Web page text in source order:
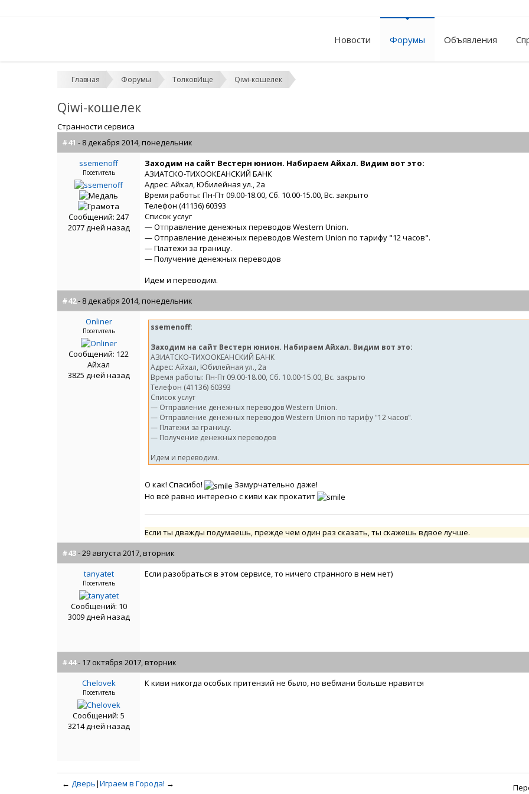
Новости Форумы Объявления
Главная Форумы ТолковИще Qiwi-кошелек
Qiwi-кошелек
Странности сервиса
#41 - 8 декабря 2014, понедельник
ssemenoff
Посетитель
Сообщений: 247
2077 дней назад
Заходим на сайт Вестерн юнион. Набираем Айхал. Видим вот это:
АЗИАТСКО-ТИХООКЕАНСКИЙ БАНК
Адрес: Айхал, Юбилейная ул., 2а
Время работы: Пн-Пт 09.00-18.00, Сб. 10.00-15.00, Вс. закрыто
Телефон (41136) 60393
Список услуг
— Отправление денежных переводов Western Union.
— Отправление денежных переводов Western Union по тарифу "12 часов".
— Платежи за границу.
— Получение денежных переводов
Идем и переводим.
#42- 8 декабря 2014, понедельник
Onliner
Посетитель
Сообщений: 122
Айхал
3825 дней назад
ssemenoff:
Заходим на сайт Вестерн юнион. Набираем Айхал. Видим вот это:
АЗИАТСКО-ТИХООКЕАНСКИЙ БАНК
Адрес: Айхал, Юбилейная ул., 2а
Время работы: Пн-Пт 09.00-18.00, Сб. 10.00-15.00, Вс. закрыто
Телефон (41136) 60393
Список услуг
— Отправление денежных переводов Western Union.
— Отправление денежных переводов Western Union по тарифу "12 часов".
— Платежи за границу.
— Получение денежных переводов
Идем и переводим.
О как! Спасибо!
Замурчательно даже!
Но всё равно интересно с киви как прокатит
Если ты дважды подумаешь, прежде чем один раз сказать, ты скажешь вдвое лучше.
#43- 29 августа 2017, вторник
tanyatet
Посетитель
Сообщений: 10
3009 дней назад
Если разобраться в этом сервисе, то ничего странного в нем нет)
#44- 17 октября 2017, вторник
Chelovek
Посетитель
Сообщений: 5
3214 дней назад
К киви никогда особых притензий не было, но вебмани больше нравится
← Дверь|Играем в Города! →